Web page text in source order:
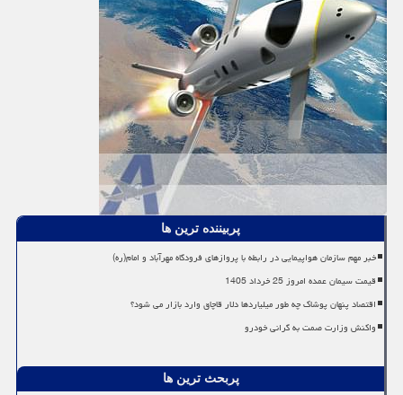
پربیننده ترین ها
خبر مهم سازمان هواپیمایی در رابطه با پروازهای فرودگاه مهرآباد و امام(ره)
قیمت سیمان عمده امروز 25 خرداد 1405
اقتصاد پنهان پوشاک چه طور میلیاردها دلار قاچاق وارد بازار می شود؟
واکنش وزارت صمت به گرانی خودرو
پربحث ترین ها